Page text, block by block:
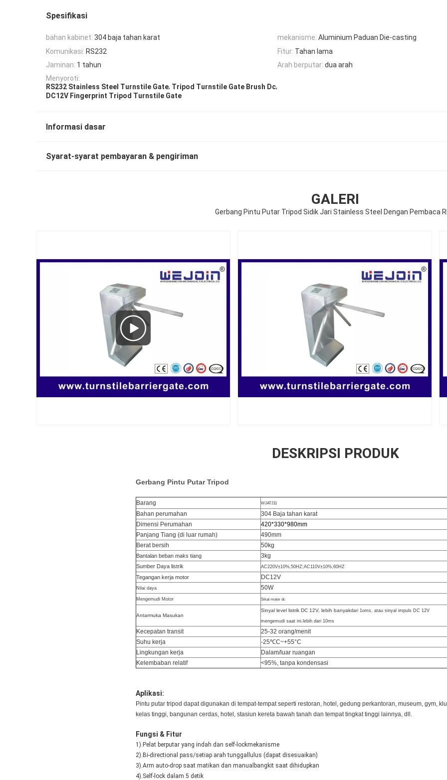
Spesifikasi
bahan kabinet: 304 baja tahan karat mekanisme: Aluminium Paduan Die-casting
Komunikasi: RS232 Fitur: Tahan lama
Jaminan: 1 tahun Arah berputar: dua arah
Menyoroti:
RS232 Stainless Steel Turnstile Gate, Tripod Turnstile Gate Brush Dc,
DC12V Fingerprint Tripod Turnstile Gate
Informasi dasar
Syarat-syarat pembayaran & pengiriman
GALERI
Gerbang Pintu Putar Tripod Sidik Jari Stainless Steel Dengan Pembaca
DESKRIPSI PRODUK
Gerbang Pintu Putar Tripod
Barang WJAT211
Bahan perumahan
304 Baja tahan karat
Dimensi Perumahan
420*330*980mm
Panjang Tiang (di luar rumah)
490mm
Berat bersih
50kg
Bantalan beban maks tiang 3kg
Sumber Daya listrik AC220V±10%,50HZ;AC110V±10%,60HZ
Tegangan kerja motor DC12V
Nilai daya 50W
Mengemudi Motor Sikat motor dc
Antarmuka Masukan
Sinyal level listrik DC 12V, lebih banyakdari 1oms, atau sinyal impuls DC 12V
mengemudi saat ini.lebih dari 10ms
Kecepatan transit
25-32 orang/menit
Suhu kerja
-25℃C~+55°C
Lingkungan kerja
Dalam/luar ruangan
Kelembaban relatif
<95%, tanpa kondensasi
Aplikasi:
Pintu putar tripod dapat digunakan di tempat-tempat seperti restoran, hotel, gedung perkantoran, museum, gym,
kelas tinggi, bangunan cerdas, hotel, stasiun kereta bawah tanah dan tempat tingkat tinggi lainnya, dll.
Fungsi & Fitur
1). Pelat berputar yang indah dan self-lockmekanisme
2).Bi-directional pass/setiap arah tunggal lulus (dapat disesuaikan)
3).Arm auto-drop saat matikan dan manual bangkit saat dihidupkan
4).Self-lock dalam 5 detik